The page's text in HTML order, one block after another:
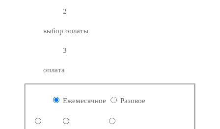
2
выбор оплаты
3
оплата
Ежемесячное Разовое